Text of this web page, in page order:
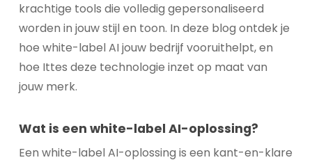
krachtige tools die volledig gepersonaliseerd
worden in jouw stijl en toon. In deze blog ontdek je
hoe white-label AI jouw bedrijf vooruithelpt, en
hoe Ittes deze technologie inzet op maat van
jouw merk.
Wat is een white-label AI-oplossing?
Een white-label AI-oplossing is een kant-en-klare